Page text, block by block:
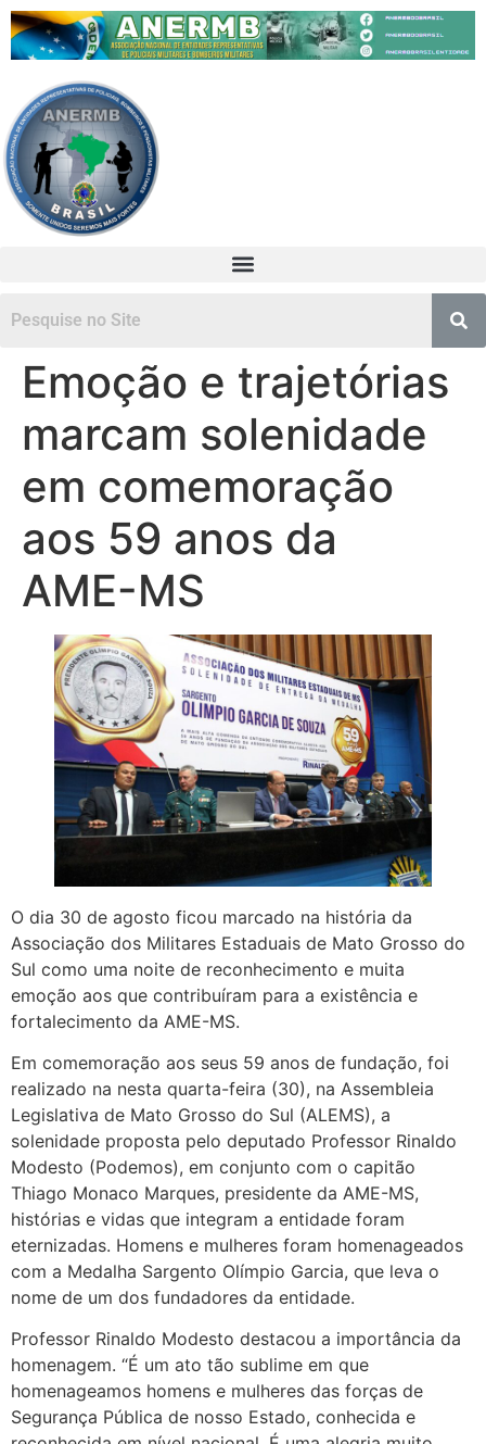
Emoção e trajetórias
marcam solenidade
em comemoração
aos 59 anos da
AME-MS
O dia 30 de agosto ficou marcado na história da
Associação dos Militares Estaduais de Mato Grosso do
Sul como uma noite de reconhecimento e muita
emoção aos que contribuíram para a existência e
fortalecimento da AME-MS.
Em comemoração aos seus 59 anos de fundação, foi
realizado na nesta quarta-feira (30), na Assembleia
Legislativa de Mato Grosso do Sul (ALEMS), a
solenidade proposta pelo deputado Professor Rinaldo
Modesto (Podemos), em conjunto com o capitão
Thiago Monaco Marques, presidente da AME-MS,
histórias e vidas que integram a entidade foram
eternizadas. Homens e mulheres foram homenageados
com a Medalha Sargento Olímpio Garcia, que leva o
nome de um dos fundadores da entidade.
Professor Rinaldo Modesto destacou a importância da
homenagem. “É um ato tão sublime em que
homenageamos homens e mulheres das forças de
Segurança Pública de nosso Estado, conhecida e